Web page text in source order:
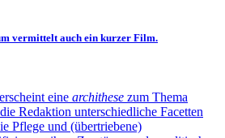
vermittelt auch ein kurzer Film.
eine archithese zum Thema
Redaktion unterschiedliche Facetten
Pflege und (übertriebene)